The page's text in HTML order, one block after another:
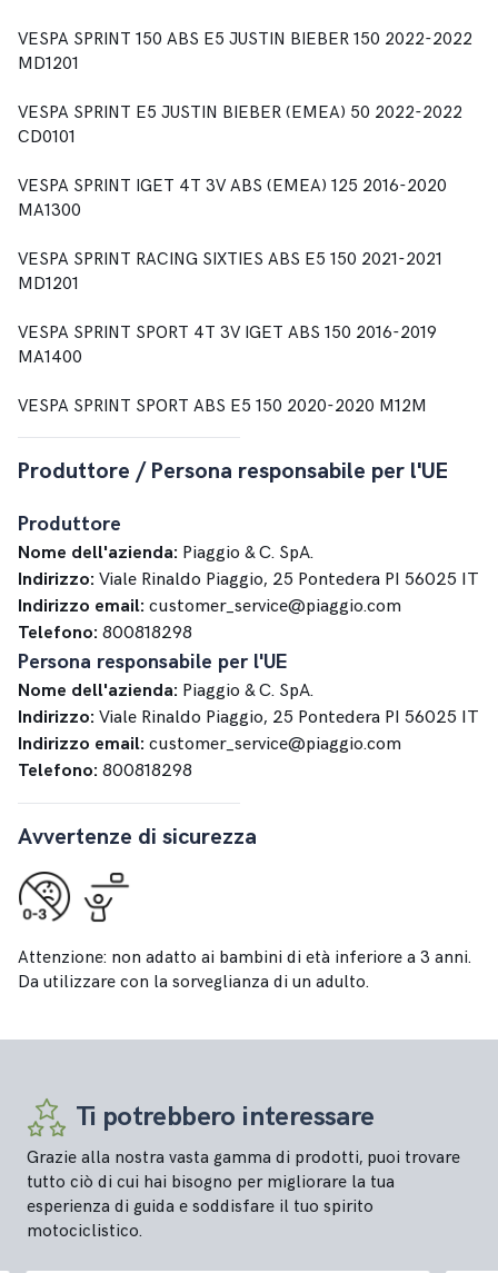
VESPA SPRINT 150 ABS E5 JUSTIN BIEBER 150 2022-2022
MD1201
VESPA SPRINT E5 JUSTIN BIEBER (EMEA) 50 2022-2022
CD0101
VESPA SPRINT IGET 4T 3V ABS (EMEA) 125 2016-2020
MA1300
VESPA SPRINT RACING SIXTIES ABS E5 150 2021-2021
MD1201
VESPA SPRINT SPORT 4T 3V IGET ABS 150 2016-2019
MA1400
VESPA SPRINT SPORT ABS E5 150 2020-2020 M12M
Produttore / Persona responsabile per l'UE
Produttore
Nome dell'azienda: Piaggio & C. SpA.
Indirizzo: Viale Rinaldo Piaggio, 25 Pontedera PI 56025 IT
Indirizzo email: customer_service@piaggio.com
Telefono: 800818298
Persona responsabile per l'UE
Nome dell'azienda: Piaggio & C. SpA.
Indirizzo: Viale Rinaldo Piaggio, 25 Pontedera PI 56025 IT
Indirizzo email: customer_service@piaggio.com
Telefono: 800818298
Avvertenze di sicurezza
Attenzione: non adatto ai bambini di età inferiore a 3 anni.
Da utilizzare con la sorveglianza di un adulto.
Ti potrebbero interessare
Grazie alla nostra vasta gamma di prodotti, puoi trovare
tutto ciò di cui hai bisogno per migliorare la tua
esperienza di guida e soddisfare il tuo spirito
motociclistico.